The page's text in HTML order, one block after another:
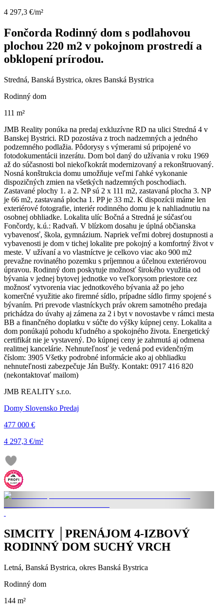
4 297,3 €/m²
Fončorda Rodinný dom s podlahovou
plochou 220 m2 v pokojnom prostredí a
obklopení prírodou.
Stredná, Banská Bystrica, okres Banská Bystrica
Rodinný dom
111 m²
JMB Reality ponúka na predaj exkluzívne RD na ulici Stredná 4 v
Banskej Bystrici. RD pozostáva z troch nadzemných a jedného
podzemného podlažia. Pôdorysy s výmerami sú pripojené vo
fotodokumentácii inzerátu. Dom bol daný do užívania v roku 1969
až do súčasnosti bol niekoľkokrát modernizovaný a rekonštruovaný.
Nosná konštrukcia domu umožňuje veľmi ľahké vykonanie
dispozičných zmien na všetkých nadzemných poschodiach.
Zastavané plochy 1. a 2. NP sú 2 x 111 m2, zastavaná plocha 3. NP
je 66 m2, zastavaná plocha 1. PP je 33 m2. K dispozícii máme len
exteriérové fotografie, interiér rodinného domu je k nahliadnutiu na
osobnej obhliadke. Lokalita ulíc Bočná a Stredná je súčasťou
Fončordy, k.ú.: Radvaň. V blízkom dosahu je úplná občianska
vybavenosť, škola, gymnázium. Napriek veľmi dobrej dostupnosti a
vybavenosti je dom v tichej lokalite pre pokojný a komfortný život v
meste. V užívaní a vo vlastníctve je celkovo viac ako 900 m2
prevažne rovinatého pozemku s príjemnou a účelnou exteriérovou
úpravou. Rodinný dom poskytuje možnosť širokého využitia od
bývania v jednej bytovej jednotke vo veľkorysom priestore cez
možnosť vytvorenia viac jednotkového bývania až po jeho
komerčné využitie ako firemné sídlo, prípadne sídlo firmy spojené s
bývaním. Pri prevode vlastníckych práv okrem samotného predaja
prichádza do úvahy aj zámena za 2 i byt v novostavbe v rámci mesta
BB a finančného doplatku v súčte do výšky kúpnej ceny. Lokalita a
dom ponúkajú pohodu kľudného a spokojného života. Energetický
certifikát nie je vystavený. Do kúpnej ceny je zahrnutá aj odmena
realitnej kancelárie. Nehnuteľnosť je vedená pod evidenčným
číslom: 3905 Všetky podrobné informácie ako aj obhliadku
nehnuteľnosti zabezpečuje Ján Bušfy. Kontakt: 0917 416 820
(nekontaktovať mailom)
JMB REALITY s.r.o.
Domy Slovensko Predaj
477 000 €
4 297,3 €/m²
SIMCITY │PRENÁJOM 4-IZBOVÝ
RODINNÝ DOM SUCHÝ VRCH
Letná, Banská Bystrica, okres Banská Bystrica
Rodinný dom
144 m²